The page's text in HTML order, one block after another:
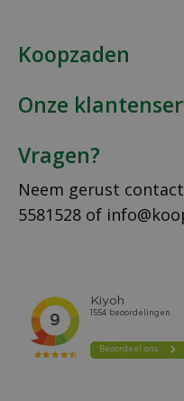
Koopzaden
Onze
Vragen?
Neem gerust
5581528 of